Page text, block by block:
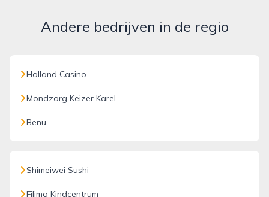
Andere bedrijven in de regio
Holland Casino
Mondzorg Keizer Karel
Benu
Shimeiwei Sushi
Filimo Kindcentrum